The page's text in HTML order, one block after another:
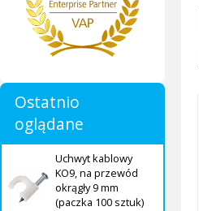
Ostatnio
oglądane
Uchwyt kablowy
KO9, na przewód
okrągły 9 mm
(paczka 100 sztuk)